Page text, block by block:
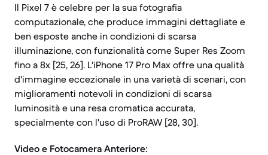
Il Pixel 7 è celebre per la sua fotografia
computazionale, che produce immagini dettagliate e
ben esposte anche in condizioni di scarsa
illuminazione, con funzionalità come Super Res Zoom
fino a 8x [25, 26]. L'iPhone 17 Pro Max offre una qualità
d'immagine eccezionale in una varietà di scenari, con
miglioramenti notevoli in condizioni di scarsa
luminosità e una resa cromatica accurata,
specialmente con l'uso di ProRAW [28, 30].
Video e Fotocamera Anteriore: